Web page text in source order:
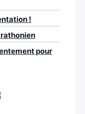
!
pour